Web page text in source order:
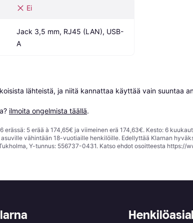
Ei
Jack 3,5 mm, RJ45 (LAN), USB-
A
lähteistä, ja niitä kannattaa käyttää vain suuntaa
ilmoita ongelmista täällä.
5 erää à 174,65€ ja viimeinen erä 174,63€. Kesto: 6
vähintään 18-vuotiaille henkilöille. Edellyttää Klarnan
Y-tunnus: 556737-0431. Katso ehdot osoitteesta https://